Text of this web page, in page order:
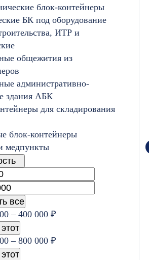
блок-контейнеры
БК под оборудование
ИТР и
общежития из
административно-
здания АБК
для складирования
блок-контейнеры
все
– 400 000 ₽
– 800 000 ₽